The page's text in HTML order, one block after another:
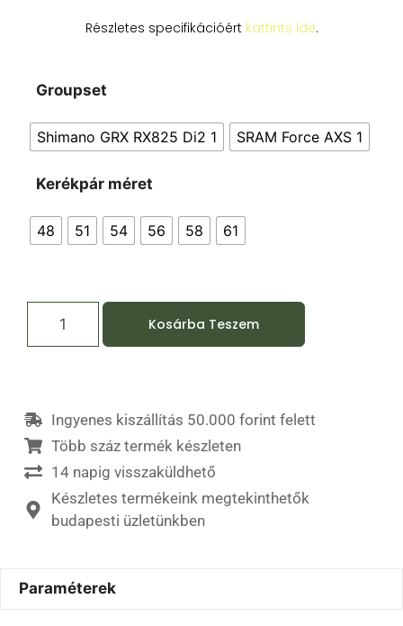
Részletes specifikációért kattints ide.
Groupset
Shimano GRX RX825 Di2 1 SRAM Force AXS 1
Kerékpár méret
48 51 54 56 58 61
Kosárba Teszem
Ingyenes kiszállítás 50.000 forint felett
Több száz termék készleten
14 napig visszaküldhető
Készletes termékeink megtekinthetők
budapesti üzletünkben
Paraméterek